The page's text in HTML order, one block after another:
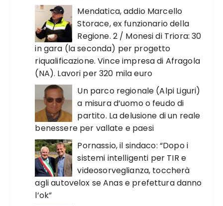
Mendatica, addio Marcello
Storace, ex funzionario della
Regione. 2 / Monesi di Triora: 30
in gara (la seconda) per progetto
riqualificazione. Vince impresa di Afragola
(NA). Lavori per 320 mila euro
Un parco regionale (Alpi Liguri)
a misura d’uomo o feudo di
partito. La delusione di un reale
benessere per vallate e paesi
Pornassio, il sindaco: “Dopo i
sistemi intelligenti per TIR e
videosorveglianza, toccherà
agli autovelox se Anas e prefettura danno
l’ok”